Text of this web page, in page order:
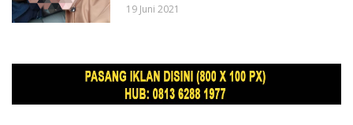
19 Juni 2021